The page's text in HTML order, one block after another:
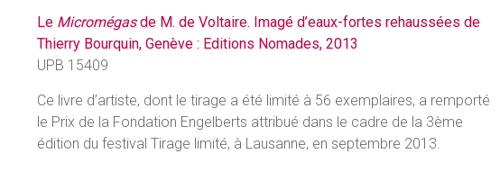
Le Micromégasde M. de Voltaire. Imagé d’eaux-fortes rehaussées de
Thierry Bourquin, Genève : Editions Nomades, 2013
UPB 15409
Ce livre d’artiste, dont le tirage a été limité à 56 exemplaires, a remporté
le Prix de la Fondation Engelberts attribué dans le cadre de la 3ème
édition du festival Tirage limité, à Lausanne, en septembre 2013.